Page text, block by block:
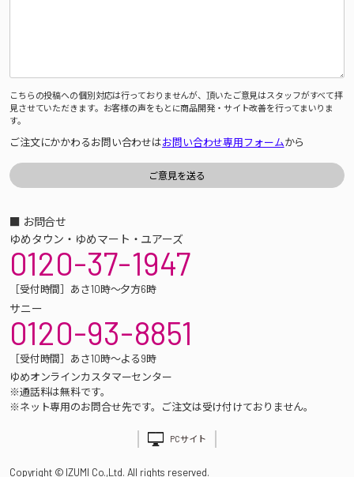
こちらの投稿への個別対応は行っておりませんが、頂いたご意見はスタッフがすべて拝
見させていただきます。お客様の声をもとに商品開発・サイト改善を行ってまいりま
す。
ご注文にかかわるお問い合わせはお問い合わせ専用フォームから
■ お問合せ
ゆめタウン・ゆめマート・ユアーズ
0120-37-1947
［受付時間］あさ10時～夕方6時
サニー
0120-93-8851
［受付時間］あさ10時～よる9時
ゆめオンラインカスタマーセンター
※通話料は無料です。
※ネット専用のお問合せ先です。ご注文は受け付けておりません。
PCサイト
Copyright © IZUMI Co.,Ltd. All rights reserved.